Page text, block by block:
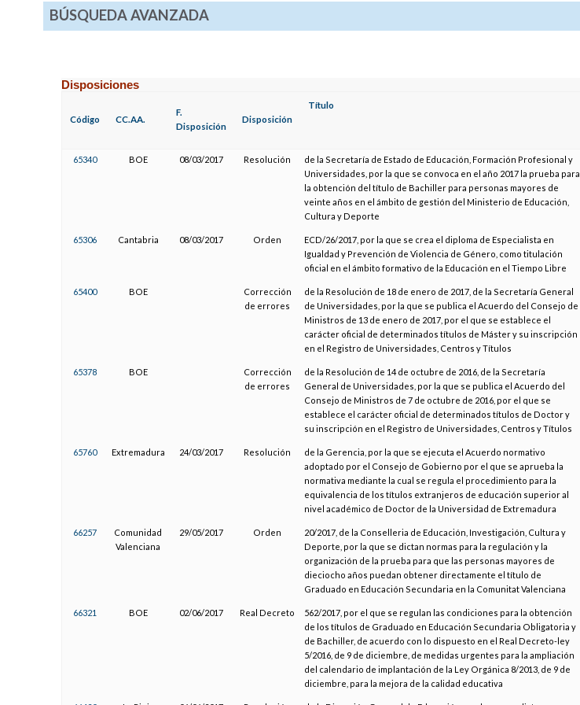
BÚSQUEDA AVANZADA
Disposiciones
Código CC.AA.
F.
Disposición
Disposición
Título
65340 BOE 08/03/2017 Resolución
de la Secretaría de Estado de Educación, Formación Profesional y
Universidades, por la que se convoca en el año 2017 la prueba para
la obtención del título de Bachiller para personas mayores de
veinte años en el ámbito de gestión del Ministerio de Educación,
Cultura y Deporte
65306 Cantabria 08/03/2017 Orden
ECD/26/2017, por la que se crea el diploma de Especialista en
Igualdad y Prevención de Violencia de Género, como titulación
oficial en el ámbito formativo de la Educación en el Tiempo Libre
65400 BOE
Corrección
de errores
de la Resolución de 18 de enero de 2017, de la Secretaría General
de Universidades, por la que se publica el Acuerdo del Consejo de
Ministros de 13 de enero de 2017, por el que se establece el
carácter oficial de determinados títulos de Máster y su inscripción
en el Registro de Universidades, Centros y Títulos
65378 BOE
Corrección
de errores
de la Resolución de 14 de octubre de 2016, de la Secretaría
General de Universidades, por la que se publica el Acuerdo del
Consejo de Ministros de 7 de octubre de 2016, por el que se
establece el carácter oficial de determinados títulos de Doctor y
su inscripción en el Registro de Universidades, Centros y Títulos
65760 Extremadura 24/03/2017 Resolución
de la Gerencia, por la que se ejecuta el Acuerdo normativo
adoptado por el Consejo de Gobierno por el que se aprueba la
normativa mediante la cual se regula el procedimiento para la
equivalencia de los títulos extranjeros de educación superior al
nivel académico de Doctor de la Universidad de Extremadura
66257
Comunidad
Valenciana
29/05/2017 Orden
20/2017, de la Conselleria de Educación, Investigación, Cultura y
Deporte, por la que se dictan normas para la regulación y la
organización de la prueba para que las personas mayores de
dieciocho años puedan obtener directamente el título de
Graduado en Educación Secundaria en la Comunitat Valenciana
66321 BOE 02/06/2017 Real Decreto
562/2017, por el que se regulan las condiciones para la obtención
de los títulos de Graduado en Educación Secundaria Obligatoria y
de Bachiller, de acuerdo con lo dispuesto en el Real Decreto-ley
5/2016, de 9 de diciembre, de medidas urgentes para la ampliación
del calendario de implantación de la Ley Orgánica 8/2013, de 9 de
diciembre, para la mejora de la calidad educativa